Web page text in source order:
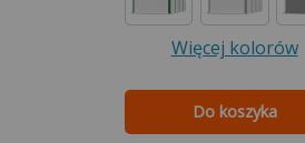
Więcej kolorów